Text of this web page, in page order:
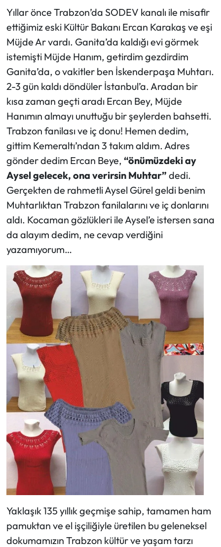
Yıllar önce Trabzon’da SODEV kanalı ile misafir
ettiğimiz eski Kültür Bakanı Ercan Karakaş ve eşi
Müjde Ar vardı. Ganita’da kaldığı evi görmek
istemişti Müjde Hanım, getirdim gezdirdim
Ganita’da, o vakitler ben İskenderpaşa Muhtarı.
2-3 gün kaldı döndüler İstanbul’a. Aradan bir
kısa zaman geçti aradı Ercan Bey, Müjde
Hanımın almayı unuttuğu bir şeylerden bahsetti.
Trabzon fanilası ve iç donu! Hemen dedim,
gittim Kemeraltı’ndan 3 takım aldım. Adres
gönder dedim Ercan Beye, “önümüzdeki ay
Aysel gelecek, ona verirsin Muhtar” dedi.
Gerçekten de rahmetli Aysel Gürel geldi benim
Muhtarlıktan Trabzon fanilalarını ve iç donlarını
aldı. Kocaman gözlükleri ile Aysel’e istersen sana
da alayım dedim, ne cevap verdiğini
yazamıyorum…
Yaklaşık 135 yıllık geçmişe sahip, tamamen ham
pamuktan ve el işçiliğiyle üretilen bu geleneksel
dokumamızın Trabzon kültür ve yaşam tarzı